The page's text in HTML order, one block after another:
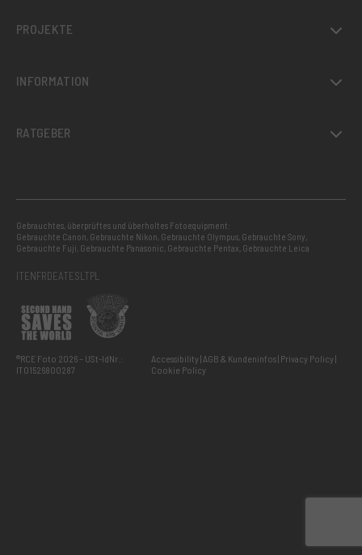
PROJEKTE
INFORMATION
RATGEBER
Gebrauchtes, überprüftes und überholtes Fotoequipment:
Gebrauchte Canon, Gebrauchte Nikon, Gebrauchte Olympus, Gebrauchte Sony,
Gebrauchte Fuji, Gebrauchte Panasonic, Gebrauchte Pentax, Gebrauchte Leica
ITENFRDEATESLTPL
®RCE Foto 2026 – USt-IdNr.:
IT01526800287
Accessibility AGB & Kundeninfos Privacy Policy
Cookie Policy